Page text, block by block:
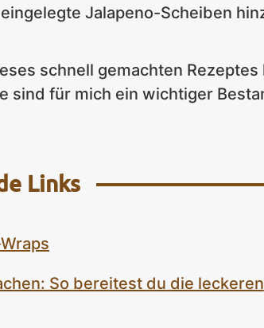
Jalapeno-Scheiben
schnell gemachten
sind für mich ein wichtiger
Links
So bereitest du die leckeren